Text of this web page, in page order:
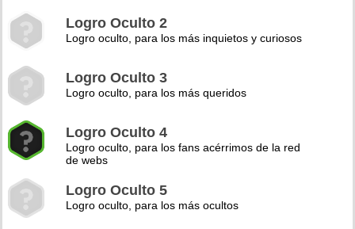
Logro Oculto 2
Logro oculto, para los más inquietos y curiosos
Logro Oculto 3
Logro oculto, para los más queridos
Logro Oculto 4
Logro oculto, para los fans acérrimos de la red
de webs
Logro Oculto 5
Logro oculto, para los más ocultos